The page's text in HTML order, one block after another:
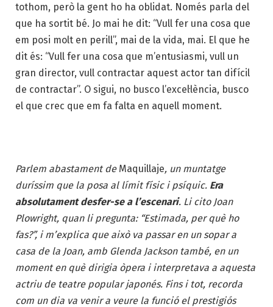
tothom, però la gent ho ha oblidat. Només parla del
que ha sortit bé. Jo mai he dit: “Vull fer una cosa que
em posi molt en perill”, mai de la vida, mai. El que he
dit és: “Vull fer una cosa que m’entusiasmi, vull un
gran director, vull contractar aquest actor tan difícil
de contractar”. O sigui, no busco l’excel·lència, busco
el que crec que em fa falta en aquell moment.
Parlem abastament de Maquillaje, un muntatge
duríssim que la posa al límit físic i psíquic. Era
absolutament desfer-se a l’escenari. Li cito Joan
Plowright, quan li pregunta: “Estimada, per què ho
fas?”, i m’explica que això va passar en un sopar a
casa de la Joan, amb Glenda Jackson també, en un
moment en què dirigia òpera i interpretava a aquesta
actriu de teatre popular japonés. Fins i tot, recorda
com un dia va venir a veure la funció el prestigiós